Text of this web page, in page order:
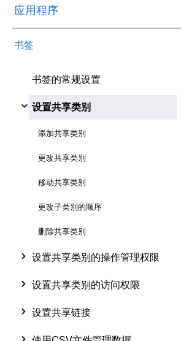
应用程序
书签
书签的常规设置
设置共享类别
添加共享类别
更改共享类别
移动共享类别
更改子类别的顺序
删除共享类别
设置共享类别的操作管理权限
设置共享类别的访问权限
设置共享链接